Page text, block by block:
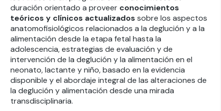
duración orientado a proveer conocimientos
teóricos y clínicos actualizados sobre los aspectos
anatomofisiológicos relacionados a la deglución y a la
alimentación desde la etapa fetal hasta la
adolescencia, estrategias de evaluación y de
intervención de la deglución y la alimentación en el
neonato, lactante y niño, basado en la evidencia
disponible y el abordaje integral de las alteraciones de
la deglución y alimentación desde una mirada
transdisciplinaria.